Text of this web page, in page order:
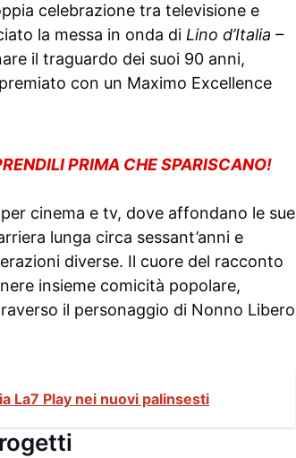
celebrazione tra televisione e
la messa in onda di Lino d’Italia –
il traguardo dei suoi 90 anni,
con un Maximo Excellence
PRIMA CHE SPARISCANO!
cinema e tv, dove affondano le sue
lunga circa sessant’anni e
diverse. Il cuore del racconto
insieme comicità popolare,
il personaggio di Nonno Libero
La7 Play nei nuovi palinsesti